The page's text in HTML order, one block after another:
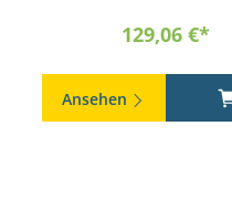
129,06 €*
Ansehen